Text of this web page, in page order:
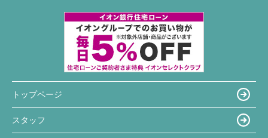
トップページ
スタッフ